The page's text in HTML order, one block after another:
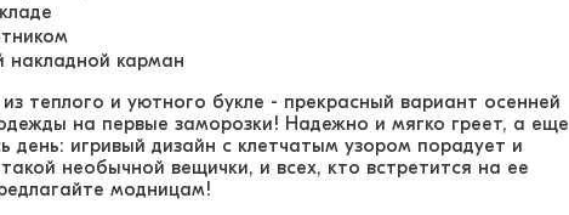
накладной карман
теплого и уютного букле - прекрасный вариант осенней
на первые заморозки! Надежно и мягко греет, а еще
день: игривый дизайн с клетчатым узором порадует и
необычной вещички, и всех, кто встретится на ее
модницам!